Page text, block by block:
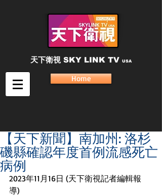
天下衛視 SKY LINK TV USA
Home
【天下新聞】南加州: 洛杉
磯縣確認年度首例流感死亡
病例
2023年11月16日 (天下衛視記者編輯報
導)